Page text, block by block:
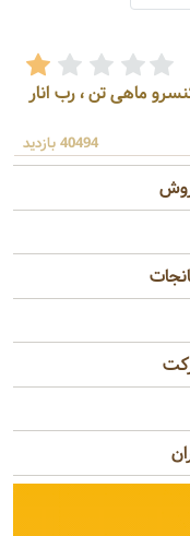
ماهی تن ، رب انار
40494 بازدید